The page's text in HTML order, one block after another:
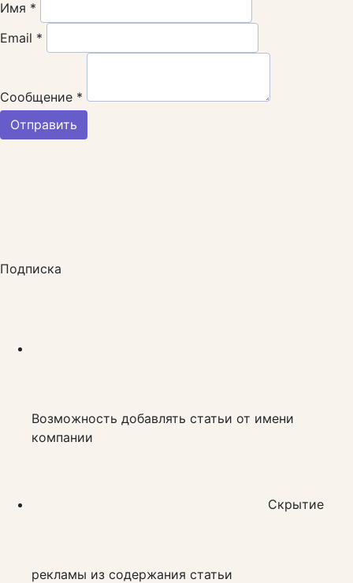
Имя *
Email *
Сообщение *
Отправить
Подписка
Возможность добавлять статьи от имени
компании
Скрытие
рекламы из содержания статьи